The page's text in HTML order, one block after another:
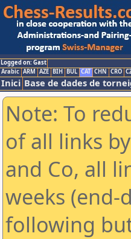
Logged on: Gast
Arabic ARM AZE BIH BUL CAT CHN CRO
Inici Base de dades de
Note: To
of all links
and Co, all
weeks (end-
following